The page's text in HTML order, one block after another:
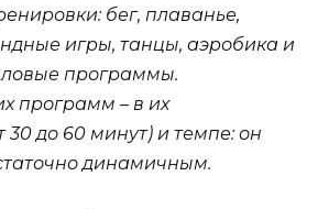
бег, плаванье,
игры, танцы, аэробика и
программы.
программ – в их
30 до 60 минут) и темпе: он
динамичным.